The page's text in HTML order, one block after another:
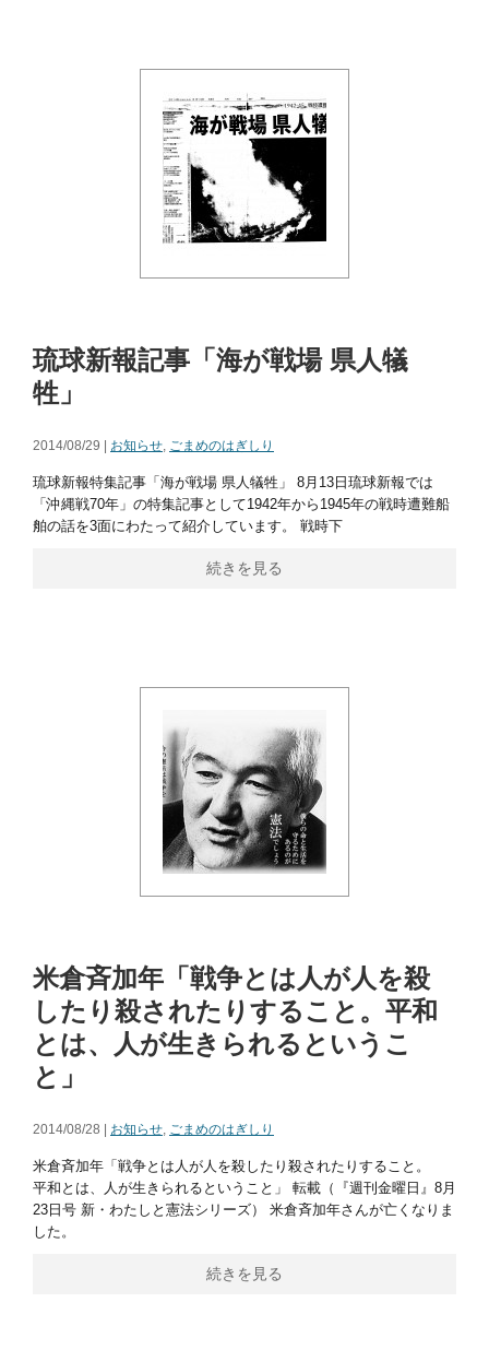
琉球新報記事「海が戦場 県人犠
牲」
2014/08/29 | お知らせ, ごまめのはぎしり
琉球新報特集記事「海が戦場 県人犠牲」 8月13日琉球新報では
「沖縄戦70年」の特集記事として1942年から1945年の戦時遭難船
舶の話を3面にわたって紹介しています。 戦時下
続きを見る
米倉斉加年「戦争とは人が人を殺
したり殺されたりすること。平和
とは、人が生きられるというこ
と」
2014/08/28 | お知らせ, ごまめのはぎしり
米倉斉加年「戦争とは人が人を殺したり殺されたりすること。
平和とは、人が生きられるということ」 転載（『週刊金曜日』8月
23日号 新・わたしと憲法シリーズ） 米倉斉加年さんが亡くなりま
した。
続きを見る